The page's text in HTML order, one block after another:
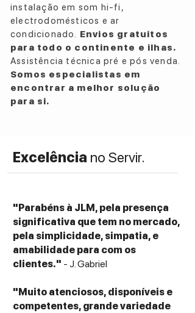
instalação em som hi-fi,
electrodomésticos e ar
condicionado. Envios gratuitos
para todo o continente e ilhas.
Assistência técnica pré e pós venda.
Somos especialistas em
encontrar a melhor solução
para si.
Excelência no Servir.
"Parabéns à JLM, pela presença
significativa que tem no mercado,
pela simplicidade, simpatia, e
amabilidade para com os
clientes." - J. Gabriel
"Muito atenciosos, disponíveis e
competentes, grande variedade